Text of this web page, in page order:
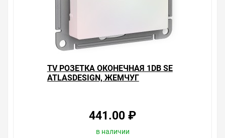
TV РОЗЕТКА ОКОНЕЧНАЯ 1DB SE
ATLASDESIGN, ЖЕМЧУГ
441.00 ₽
в наличии